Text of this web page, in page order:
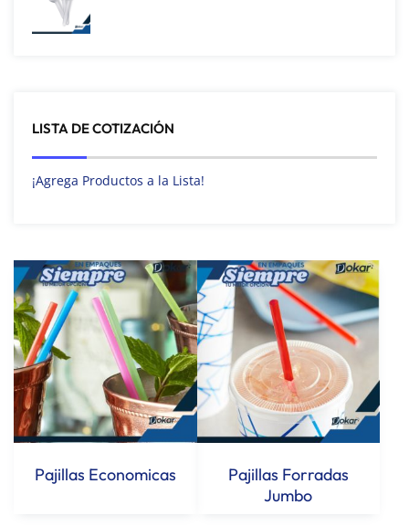
LISTA DE COTIZACIÓN
¡Agrega Productos a la Lista!
Pajillas Economicas
Pajillas Forradas
Jumbo